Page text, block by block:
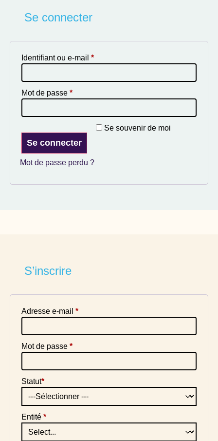
Se connecter
Identifiant ou e-mail *
Mot de passe *
Se souvenir de moi
Se connecter
Mot de passe perdu ?
S’inscrire
Adresse e-mail *
Mot de passe *
Statut*
Entité *